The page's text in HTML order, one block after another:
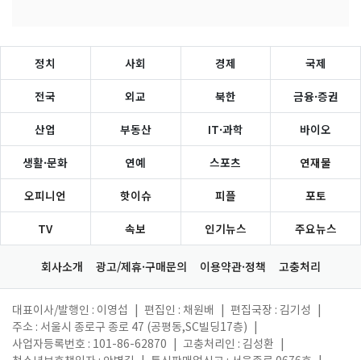
정치 사회 경제 국제
전국 외교 북한 금융·증권
산업 부동산 IT·과학 바이오
생활·문화 연예 스포츠 연재물
오피니언 핫이슈 피플 포토
TV 속보 인기뉴스 주요뉴스
회사소개 광고/제휴·구매문의 이용약관·정책 고충처리
대표이사/발행인 : 이영섭 편집인 : 채원배 편집국장 : 김기성
주소 : 서울시 종로구 종로 47 (공평동,SC빌딩17층)
사업자등록번호 : 101-86-62870
고충처리인 : 김성환